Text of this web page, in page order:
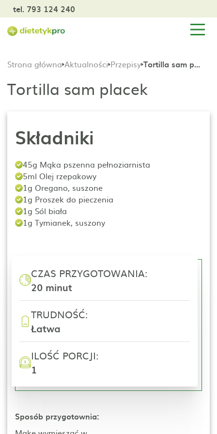
tel. 793 124 240
Strona główna Aktualności Przepisy Tortilla sam placek
Tortilla sam placek
Składniki
45g Mąka pszenna pełnoziarnista
5ml Olej rzepakowy
1g Oregano, suszone
1g Proszek do pieczenia
1g Sól biała
1g Tymianek, suszony
CZAS PRZYGOTOWANIA:
20 minut
TRUDNOŚĆ:
Łatwa
ILOŚĆ PORCJI:
1
Sposób przygotownia: